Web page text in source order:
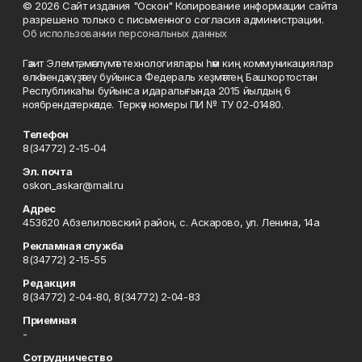
© 2026 Сайт издания "Оскон" Копирование информации сайта
разрешено только с письменного согласия администрации.
Об использовании персональных данных
Гәзит Элемтә, мәғлүмәт технологиялары һәм киң коммуникациялар
өлкәһендә күҙәтеү буйынса Федераль хеҙмәттең Башҡортостан
Республикаһы буйынса идаралығында 2015 йылдың 6
ноябрендә теркәлде. Теркәү номеры ПИ № ТУ 02-01480.
Телефон
8(34772) 2-15-04
Эл. почта
oskon_askar@mail.ru
Адрес
453620 Абзелиловский район, с. Аскарово, ул. Ленина, 14а
Рекламная служба
8(34772) 2-15-55
Редакция
8(34772) 2-04-80, 8(34772) 2-04-83
Приемная
-
Сотрудничество